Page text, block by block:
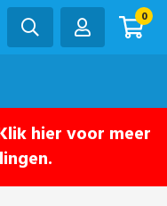
0
hier voor meer